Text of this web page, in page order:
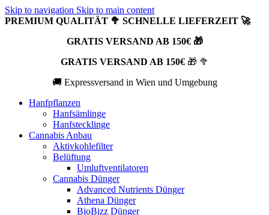
Skip to navigation Skip to main content
PREMIUM QUALITÄT 🥦 SCHNELLE LIEFERZEIT 🚀
GRATIS VERSAND AB 150€ 🎁
GRATIS VERSAND AB 150€🎁 🥦
🚚 Expressversand in Wien und Umgebung
Hanfpflanzen
Hanfsämlinge
Hanfstecklinge
Cannabis Anbau
Aktivkohlefilter
Belüftung
Umluftventilatoren
Cannabis Dünger
Advanced Nutrients Dünger
Athena Dünger
BioBizz Dünger